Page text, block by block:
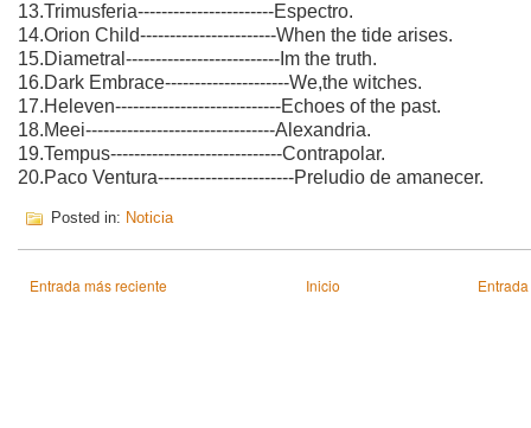
13.Trimusferia-----------------------Espectro.
14.Orion Child-----------------------When the tide arises.
15.Diametral--------------------------Im the truth.
16.Dark Embrace---------------------We,the witches.
17.Heleven----------------------------Echoes of the past.
18.Meei--------------------------------Alexandria.
19.Tempus-----------------------------Contrapolar.
20.Paco Ventura-----------------------Preludio de amanecer.
Posted in: Noticia
Entrada más reciente Inicio